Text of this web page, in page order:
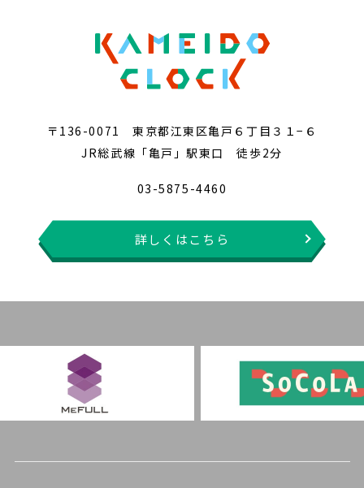
〒136-0071 東京都江東区亀戸６丁目３１−６
JR総武線「亀戸」駅東口 徒歩2分
03-5875-4460
詳しくはこちら